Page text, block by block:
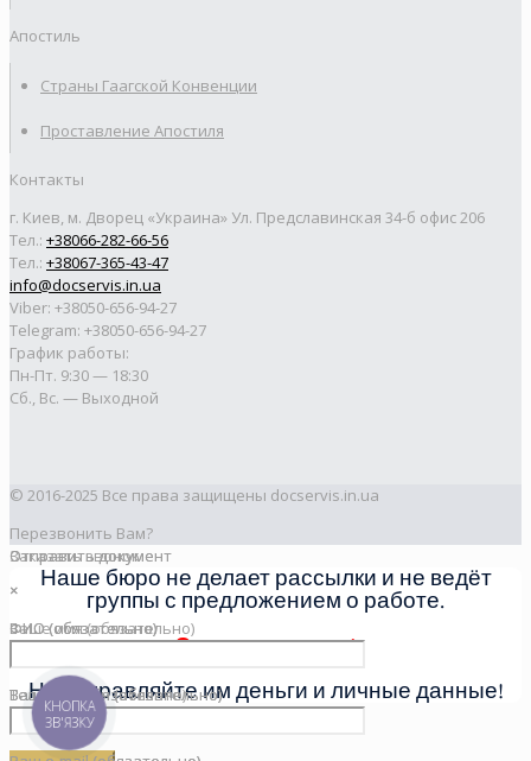
Апостиль
Страны Гаагской Конвенции
Проставление Апостиля
Контакты
г. Киев, м. Дворец «Украина» Ул. Предславинская 34-б офис 206
Тел.: +38066-282-66-56
Тел.: +38067-365-43-47
info@docservis.in.ua
Viber: +38050-656-94-27
Telegram: +38050-656-94-27
График работы:
Пн-Пт. 9:30 — 18:30
Сб., Вс. — Выходной
© 2016-2025 Все права защищены docservis.in.ua
Перезвонить Вам?
Заказать звонок
×
Ваше имя (обязательно)
Телефон (обязательно)
Отправить документ
×
ФИО (обязательно)
Ваш телефон (обязательно)
Отправить документ
×
ФИО (обязательно)
Ваш телефон (обязательно)
Наше бюро не делает рассылки и не ведёт
группы с предложением о работе.
Это мошенники!
Не отправляйте им деньги и личные данные!
КНОПКА
ЗВ'ЯЗКУ